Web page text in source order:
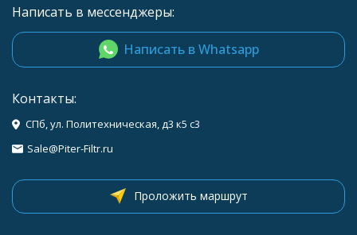
Написать в мессенджеры:
Написать в Whatsapp
Контакты:
СПб, ул. Политехническая, д3 к5 с3
Sale@Piter-Filtr.ru
Проложить маршрут